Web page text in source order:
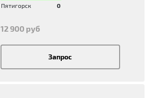
Пятигорск
0
12 900 руб
Запрос